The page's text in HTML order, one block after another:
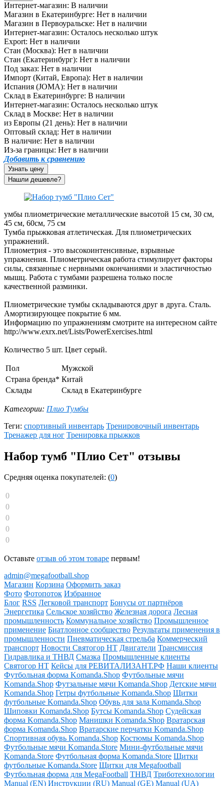
Интернет-магазин: В наличии
Магазин в Екатеринбурге: Нет в наличии
Магазин в Первоуральске: Нет в наличии
Интернет-магазин: Осталось несколько штук
Export: Нет в наличии
Стан (Москва): Нет в наличии
Стан (Екатеринбург): Нет в наличии
Под заказ: Нет в наличии
Импорт (Китай, Европа): Нет в наличии
Испания (JOMA): Нет в наличии
Склад в Екатеринбурге: В наличии
Интернет-магазин: Осталось несколько штук
Склад в Москве: Нет в наличии
из Европы (21 день): Нет в наличии
Оптовый склад: Нет в наличии
В наличие: Нет в наличии
Из-за границы: Нет в наличии
Добавить к сравнению
Узнать цену
умбы плиометрические металлические высотой 15 см, 30 см,
45 см, 60см, 75 см
Тумба прыжковая атлетическая. Для плиометрических
упражнений.
Плиометрия - это высокоинтенсивные, взрывные
упражнения. Плиометрическая работа стимулирует факторы
силы, связанные с нервными окончаниями и эластичностью
мышц. Работа с тумбами разрешена только после
качественной разминки.
Плиометрические тумбы складываются друг в друга. Сталь.
Амортизирующее покрытие 6 мм.
Информацию по упражнениям смотрите на интересном сайте
http://www.exrx.net/Lists/PowerExercises.html
Количество 5 шт. Цвет серый.
Пол
Мужской
Страна бренда* Китай
Склады
Склад в Екатеринбурге
Категории: Плио Тумбы
Теги: спортивный инвентарь Тренировочный инвентарь
Тренажер для ног Тренировка прыжков
Набор тумб "Плио Сет" отзывы
Средняя оценка покупателей: (0)
0
0
0
0
0
Оставьте отзыв об этом товаре первым!
admin@megafootball.shop
Магазин Корзина Оформить заказ
Фото Фотопоток Избранное
Блог RSS Легковой транспорт Бонусы от партнёров
Энергетика Сельское хозяйство Железная дорога Лесная
промышленность Коммунальное хозяйство Промышленное
применение Биатлонное сообщество Результаты применения в
промышленности Пневматическая стрельба Коммерческий
транспорт Новости Святогор НТ Двигатели Трансмиссия
Гидравлика и ТНВД Смазка Промышленные клиенты
Святогор НТ Кейсы для РЕВИТАЛИЗАНТ.РФ Наши клиенты
Футбольная форма Komanda.Shop Футбольные мячи
Komanda.Shop Футзальные мячи Komanda.Shop Детские мячи
Komanda.Shop Гетры футбольные Komanda.Shop Щитки
футбольные Komanda.Shop Обувь для зала Komanda.Shop
Шиповки Komanda.Shop Бутсы Komanda.Shop Судейская
форма Komanda.Shop Манишки Komanda.Shop Вратарская
форма Komanda.Shop Вратарские перчатки Komanda.Shop
Спортивная обувь Komanda.Shop Костюмы Komanda.Shop
Футбольные мячи Komanda.Store Мини-футбольные мячи
Komanda.Store Футбольная форма Komanda.Store Щитки
футбольные Komanda.Store Щитки для Megafootball
Футбольная форма для MegaFootball ТНВД Триботехнологии
Manual (EN) Инструкции (RU) Manual (GE) Manual (UA)